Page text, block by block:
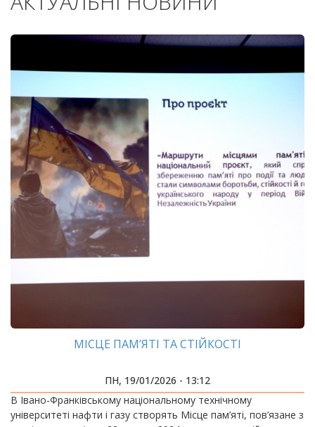
МІСЦЕ ПАМ’ЯТІ ТА СТІЙКОСТІ
ПН, 19/01/2026 - 13:12
В Івано-Франківському національному технічному
університеті нафти і газу створять Місце пам’яті, пов’язане з